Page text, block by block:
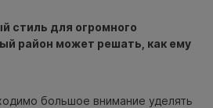
стиль для огромного
район может решать, как ему
большое внимание уделять